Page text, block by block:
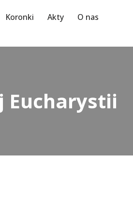
Koronki Akty O nas
Eucharystii